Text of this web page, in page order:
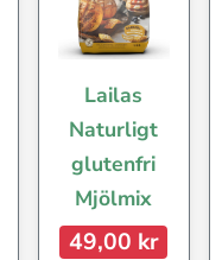
Lailas
Naturligt
glutenfri
Mjölmix
49,00 kr